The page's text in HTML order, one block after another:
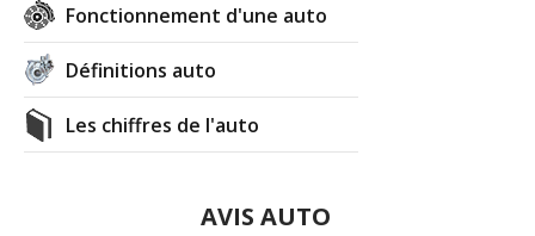
Fonctionnement d'une auto
Définitions auto
Les chiffres de l'auto
AVIS AUTO